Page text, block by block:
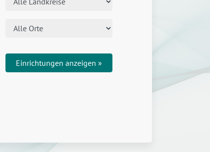
Einrichtungen anzeigen »